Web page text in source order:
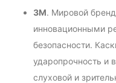
3M. Мировой
инновационными
безопасности.
ударопрочность и
слуховой и